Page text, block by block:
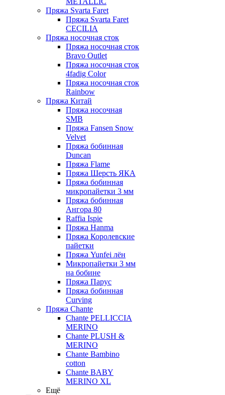
Пряжа Svarta Faret
Пряжа Svarta Faret
CECILIA
Пряжа носочная сток
Пряжа носочная сток
Bravo Outlet
Пряжа носочная сток
4fadig Color
Пряжа носочная сток
Rainbow
Пряжа Китай
Пряжа носочная
SMB
Пряжа Fansen Snow
Velvet
Пряжа бобинная
Duncan
Пряжа Flame
Пряжа Шерсть ЯКА
Пряжа бобинная
микропайетки 3 мм
Пряжа бобинная
Ангора 80
Raffia Ispie
Пряжа Hanma
Пряжа Королевские
пайетки
Пряжа Yunfei лён
Микропайетки 3 мм
на бобине
Пряжа Парус
Пряжа бобинная
Curving
Пряжа Chante
Chante PELLICCIA
MERINO
Chante PLUSH &
MERINO
Chante Bambino
cotton
Chante BABY
MERINO XL
Ещё